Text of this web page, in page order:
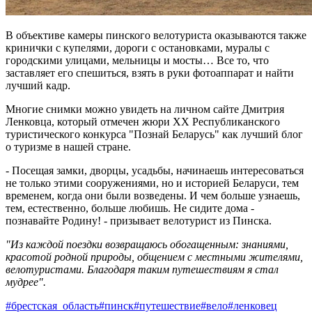
В объективе камеры пинского велотуриста оказываются также
кринички с купелями, дороги с остановками, муралы с
городскими улицами, мельницы и мосты… Все то, что
заставляет его спешиться, взять в руки фотоаппарат и найти
лучший кадр.
Многие снимки можно увидеть на личном сайте Дмитрия
Ленковца, который отмечен жюри XX Республиканского
туристического конкурса "Познай Беларусь" как лучший блог
о туризме в нашей стране.
- Посещая замки, дворцы, усадьбы, начинаешь интересоваться
не только этими сооружениями, но и историей Беларуси, тем
временем, когда они были возведены. И чем больше узнаешь,
тем, естественно, больше любишь. Не сидите дома -
познавайте Родину! - призывает велотурист из Пинска.
"Из каждой поездки возвращаюсь обогащенным: знаниями,
красотой родной природы, общением с местными жителями,
велотуристами. Благодаря таким путешествиям я стал
мудрее".
#брестская_область#пинск#путешествие#вело#ленковец